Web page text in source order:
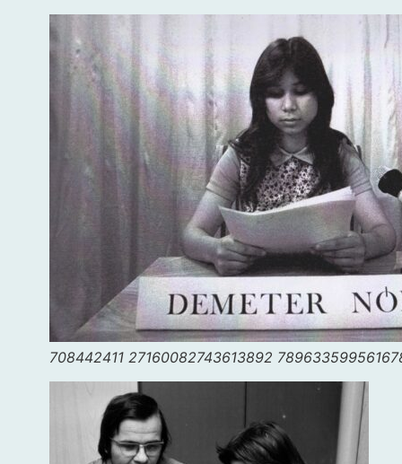
708442411 27160082743613892